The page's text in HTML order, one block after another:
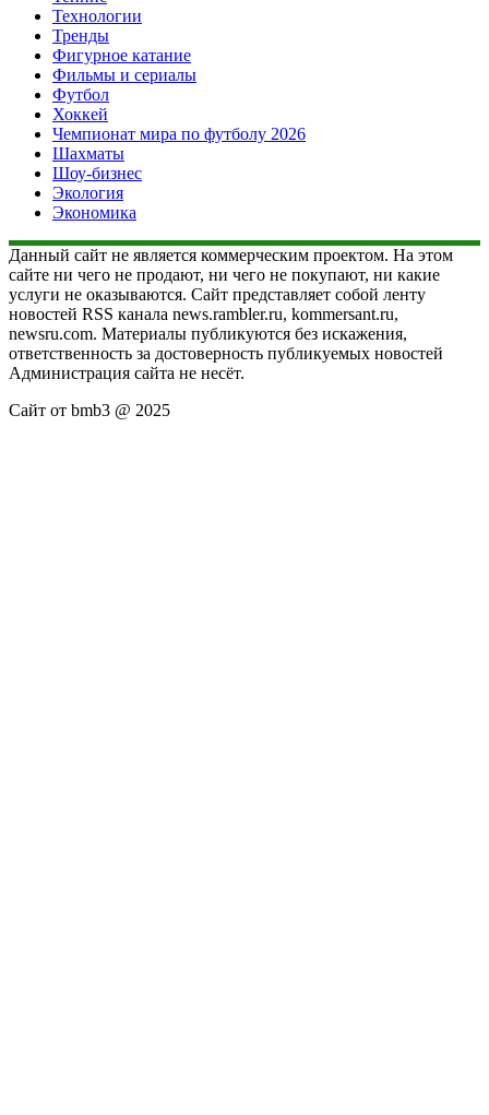
Технологии
Тренды
Фигурное катание
Фильмы и сериалы
Футбол
Хоккей
Чемпионат мира по футболу 2026
Шахматы
Шоу-бизнес
Экология
Экономика
Данный сайт не является коммерческим проектом. На этом
сайте ни чего не продают, ни чего не покупают, ни какие
услуги не оказываются. Сайт представляет собой ленту
новостей RSS канала news.rambler.ru, kommersant.ru,
newsru.com. Материалы публикуются без искажения,
ответственность за достоверность публикуемых новостей
Администрация сайта не несёт.
Сайт от bmb3 @ 2025